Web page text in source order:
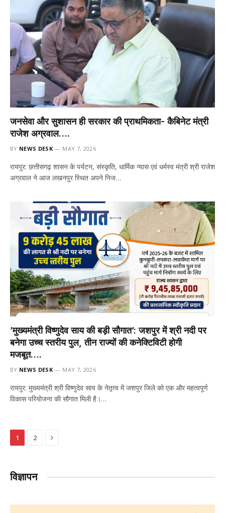
जनसेवा और सुशासन ही सरकार की प्राथमिकता- कैबिनेट मंत्री
राजेश अग्रवाल….
BY NEWS DESK MAY 7, 2026
रायपुर: छत्तीसगढ़ शासन के पर्यटन, संस्कृति, धार्मिक न्यास एवं धर्मस्व मंत्री श्री राजेश
अग्रवाल ने आज लखनपुर स्थित अपने निज…
’मुख्यमंत्री विष्णुदेव साय की बड़ी सौगात’: जशपुर में श्री नदी पर
बनेगा उच्च स्तरीय पुल, तीन राज्यों की कनेक्टिविटी होगी
मजबूत….
BY NEWS DESK MAY 7, 2026
रायपुर: मुख्यमंत्री श्री विष्णुदेव साय के नेतृत्व में जशपुर जिले को एक और महत्वपूर्ण
विकास परियोजना की सौगात मिली है।…
1 2 Next
विज्ञापन